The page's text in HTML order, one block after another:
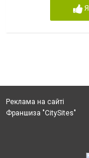
Реклама на сайті
Франшиза "CitySites"